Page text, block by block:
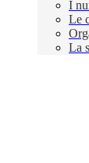
I
Le
La